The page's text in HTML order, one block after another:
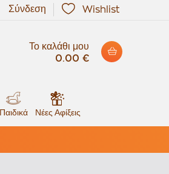
Wishlist
Σύνδεση
Το καλάθι μου
0.00 €
Παιδικά Νέες Αφίξεις